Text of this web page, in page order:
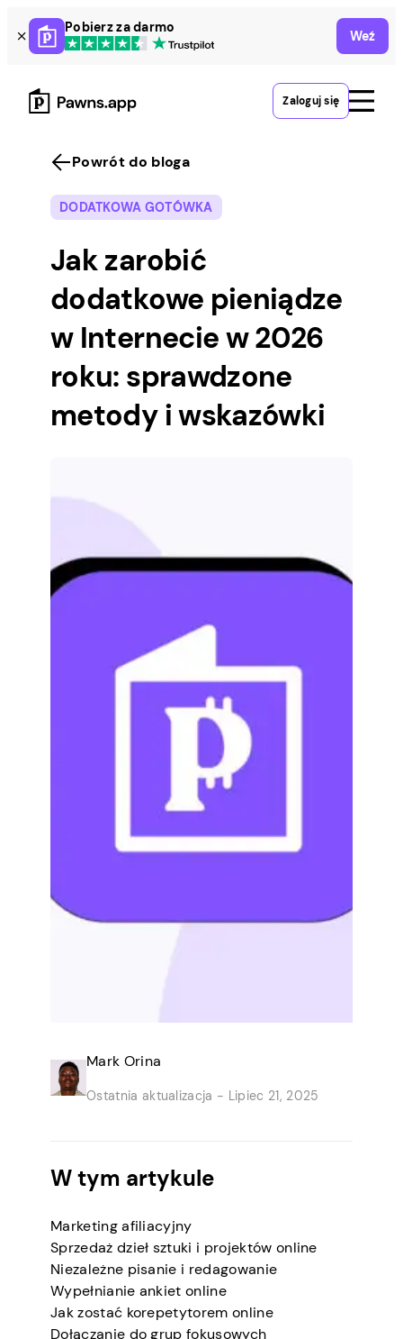
Skip
to
content
Pobierz za darmo
Weź
Zaloguj się
Powrót do bloga
DODATKOWA GOTÓWKA
Jak zarobić
dodatkowe pieniądze
w Internecie w 2026
roku: sprawdzone
metody i wskazówki
Mark Orina
Ostatnia aktualizacja - Lipiec 21, 2025
W tym artykule
Marketing afiliacyjny
Sprzedaż dzieł sztuki i projektów online
Niezależne pisanie i redagowanie
Wypełnianie ankiet online
Jak zostać korepetytorem online
Dołączanie do grup fokusowych